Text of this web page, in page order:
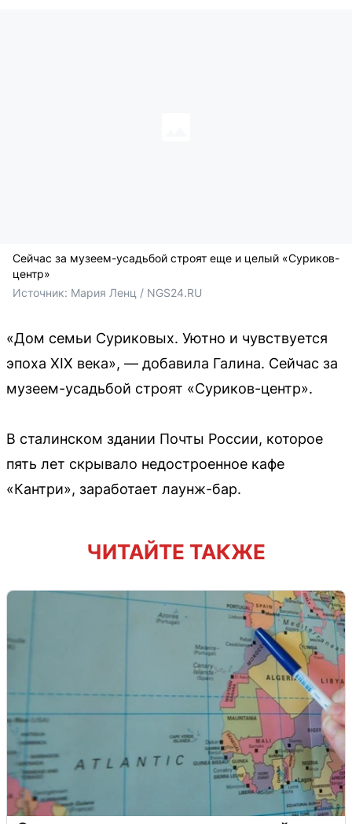
Сейчас за музеем-усадьбой строят еще и целый «Суриков-
центр»
Источник: Мария Ленц / NGS24.RU
«Дом семьи Суриковых. Уютно и чувствуется
эпоха XIX века», — добавила Галина. Сейчас за
музеем-усадьбой строят «Суриков-центр».
В сталинском здании Почты России, которое
пять лет скрывало недостроенное кафе
«Кантри», заработает лаунж-бар.
ЧИТАЙТЕ ТАКЖЕ